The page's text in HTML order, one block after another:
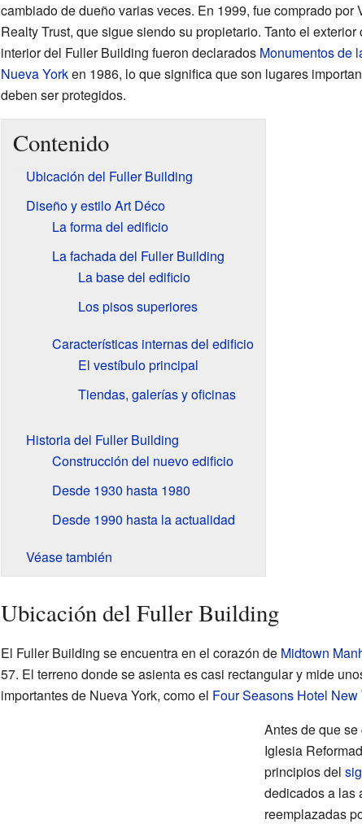
cambiado de dueño varias veces. En 1999, fue comprado por
Realty Trust, que sigue siendo su propietario. Tanto el exterior
interior del Fuller Building fueron declarados Monumentos de
Nueva Yorken 1986, lo que significa que son lugares
deben ser protegidos.
Contenido
Ubicación del Fuller Building
Diseño y estilo Art Déco
La forma del edificio
La fachada del Fuller Building
La base del edificio
Los pisos superiores
Características internas del edificio
El vestíbulo principal
Tiendas, galerías y oficinas
Historia del Fuller Building
Construcción del nuevo edificio
Desde 1930 hasta 1980
Desde 1990 hasta la actualidad
Véase también
Ubicación del Fuller Building
El Fuller Building se encuentra en el corazón de Midtown
57. El terreno donde se asienta es casi rectangular y mide
importantes de Nueva York, como el Four Seasons Hotel New
Antes de que
Iglesia
principios del
dedicados a las
reemplazadas